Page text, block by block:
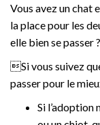
Vous avez un chat
la place pour les
elle bien se passer ?
Si vous suivez
passer pour le
Si l’adoption